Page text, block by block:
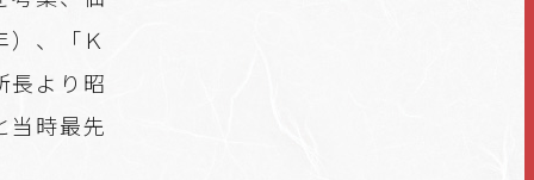
、「Ｋ
長より昭
当時最先